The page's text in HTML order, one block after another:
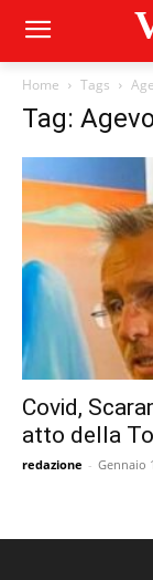
Home Tags
Tag:
Covid,
atto della
redazione - Gennaio